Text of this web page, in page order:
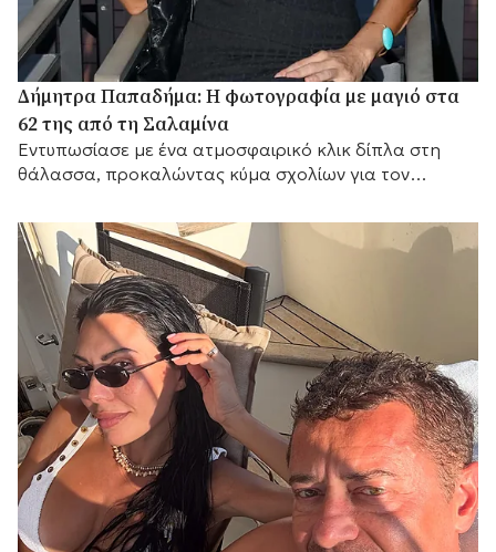
Δήμητρα Παπαδήμα: Η φωτογραφία με μαγιό στα
62 της από τη Σαλαμίνα
Εντυπωσίασε με ένα ατμοσφαιρικό κλικ δίπλα στη
θάλασσα, προκαλώντας κύμα σχολίων για τον